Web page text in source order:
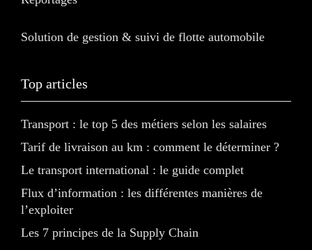
Solution de gestion & suivi de flotte automobile
Top articles
Transport : le top 5 des métiers selon les salaires
Tarif de livraison au km : comment le déterminer ?
Le transport international : le guide complet
Flux d’information : les différentes manières de
l’exploiter
Les 7 principes de la Supply Chain